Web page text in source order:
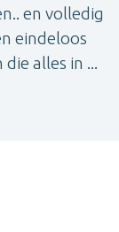
en volledig
eindeloos
alles in ...